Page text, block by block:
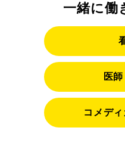
一緒に働
医
コメデ